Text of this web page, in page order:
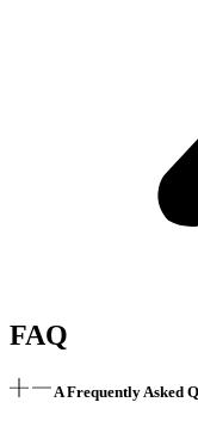
FAQ
A Frequently Asked